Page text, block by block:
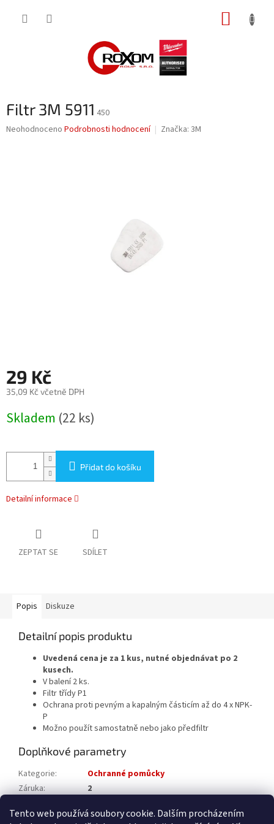
Tento web používá soubory cookie. Dalším procházením
Filtr 3M 5911 450
Průměrné
Neohodnoceno Podrobnosti hodnocení Značka: 3M
29 Kč
35,09 Kč včetně DPH
cena:
Skladem (22 ks)
Přidat do košíku
Detailní informace
ZEPTAT SE SDÍLET
Popis Diskuze
Detailní popis produktu
Uvedená cena je za 1 kus, nutné objednávat po 2
kusech.
V balení 2 ks.
Filtr třídy P1
Ochrana proti pevným a kapalným částicím až do 4 x NPK-
P
Možno použít samostatně nebo jako předfiltr
Doplňkové parametry
Kategorie:
Ochranné pomůcky
Záruka:
2